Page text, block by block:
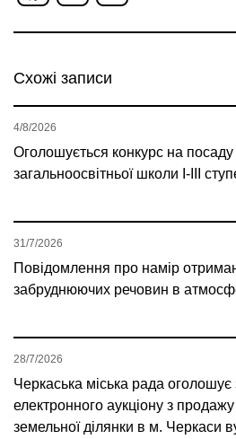
Схожі записи
Оголошується конкурс на
загальноосвітньої школи І-ІІІ
4/8/2026
Повідомлення про намір
забруднюючих речовин в
31/7/2026
Черкаська міська рада оголошує
електронного аукціону з
земельної ділянки в м. Черкаси
28/7/2026